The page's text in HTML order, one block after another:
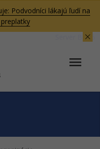
Podvodníci lákajú ľudí na
Server BB05